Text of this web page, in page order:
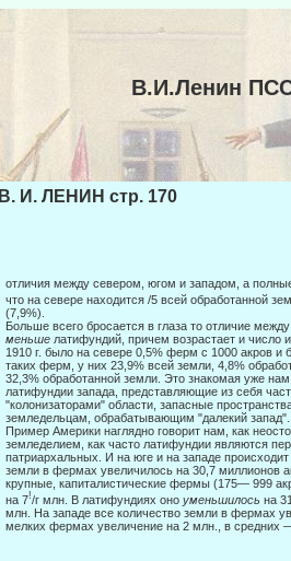
В.И.Ленин
В. И. ЛЕНИН стр. 170
отличия между севером, югом и западом, а
что на севере находится /5 всей обработанной
(7,9%).
Больше всего бросается в глаза то отличие
меньше латифундий, причем возрастает и число
1910 г. было на севере 0,5% ферм с 1000 акров и
таких ферм, у них 23,9% всей земли, 4,8%
32,3% обработанной земли. Это знакомая уже
латифун­дии запада, представляющие из себя
"колонизаторами" области, запасные
земледельцам, обрабатываю­щим "далекий запад".
Пример Америки наглядно говорит нам, как
земледелием, как часто латифундии являются
патриархаль­ных. И на юге и на западе
земли в фермах увеличилось на 30,7 миллионов
крупные, капиталистические фермы (175— 999
на 7!/г млн. В латифундиях оно уменьшилось на
млн. На западе все количество земли в фермах
мелких фермах увеличение на 2 млн., в средних